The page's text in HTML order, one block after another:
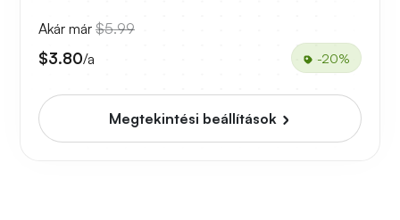
Akár már $5.99
$3.80/a -20%
Megtekintési beállítások